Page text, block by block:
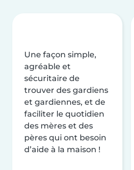
Une façon simple,
agréable et
sécuritaire de
trouver des gardiens
et gardiennes, et de
faciliter le quotidien
des mères et des
pères qui ont besoin
d’aide à la maison !